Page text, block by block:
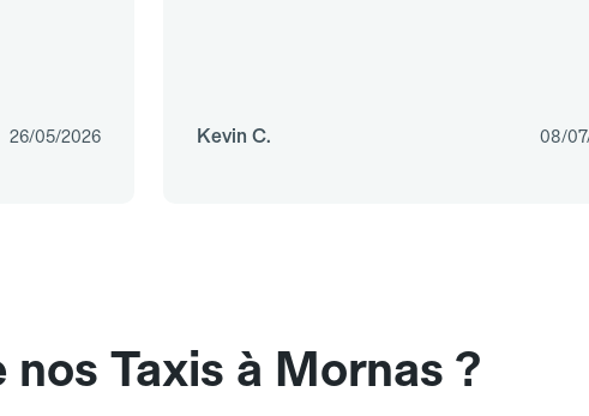
26/05/2026 Kevin C. 08/
Taxis à Mornas ?